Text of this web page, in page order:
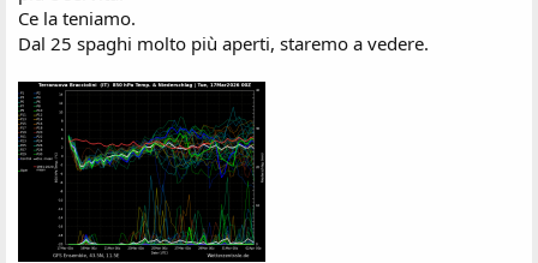
Ce la teniamo.
Dal 25 spaghi molto più aperti, staremo a vedere.